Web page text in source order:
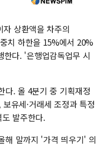
상환액을 차주의
치 하한을 15%에서 20%
한다. '은행업감독업무 시
다. 올 4분기 중 기획재정
유세·거래세 조정과 특정
발주한다.
해 말까지 '가격 띄우기' 의